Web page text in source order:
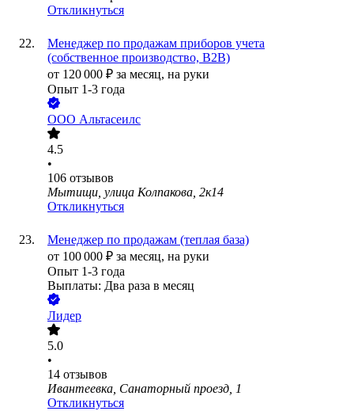
Откликнуться
Менеджер по продажам приборов учета
(собственное производство, В2В)
от 120 000 ₽ за месяц, на руки
Опыт 1-3 года
ООО Альтасеилс
4.5
•
106 отзывов
Мытищи, улица Колпакова, 2к14
Откликнуться
Менеджер по продажам (теплая база)
от 100 000 ₽ за месяц, на руки
Опыт 1-3 года
Выплаты: Два раза в месяц
Лидер
5.0
•
14 отзывов
Ивантеевка, Санаторный проезд, 1
Откликнуться